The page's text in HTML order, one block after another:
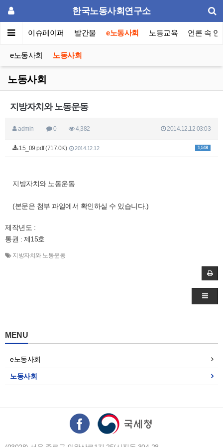
한국노동사회연구소
포럼 이슈페이퍼 발간물 e노동사회 노동교육 언론 속 연
e노동사회 노동사회
노동사회
지방자치와 노동운동
admin 0 4,382 2014.12.12 03:03
1,518
15_09.pdf (717.0K) 2014.12.12
지방자치와 노동운동
(본문은 첨부 파일에서 확인하실 수 있습니다.)
제작년도 :
통권 : 제15호
지방자치와 노동운동
MENU
e노동사회
노동사회